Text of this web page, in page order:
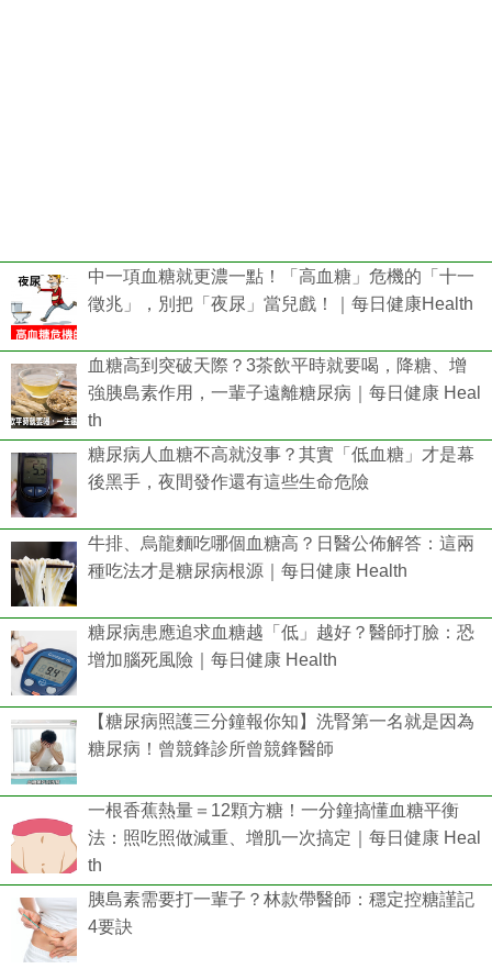
中一項血糖就更濃一點！「高血糖」危機的「十一
徵兆」，別把「夜尿」當兒戲！｜每日健康Health
血糖高到突破天際？3茶飲平時就要喝，降糖、增
強胰島素作用，一輩子遠離糖尿病｜每日健康 Heal
th
糖尿病人血糖不高就沒事？其實「低血糖」才是幕
後黑手，夜間發作還有這些生命危險
牛排、烏龍麵吃哪個血糖高？日醫公佈解答：這兩
種吃法才是糖尿病根源｜每日健康 Health
糖尿病患應追求血糖越「低」越好？醫師打臉：恐
增加腦死風險｜每日健康 Health
【糖尿病照護三分鐘報你知】洗腎第一名就是因為
糖尿病！曾競鋒診所曾競鋒醫師
一根香蕉熱量＝12顆方糖！一分鐘搞懂血糖平衡
法：照吃照做減重、增肌一次搞定｜每日健康 Heal
th
胰島素需要打一輩子？林款帶醫師：穩定控糖謹記
4要訣